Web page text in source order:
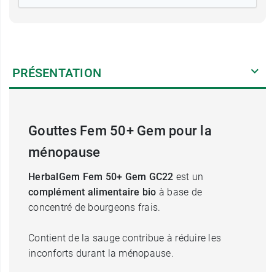
PRÉSENTATION
Gouttes Fem 50+ Gem pour la
ménopause
HerbalGem Fem 50+ Gem GC22 est un
complément alimentaire bio à base de
concentré de bourgeons frais.
Contient de la sauge contribue à réduire les
inconforts durant la ménopause.